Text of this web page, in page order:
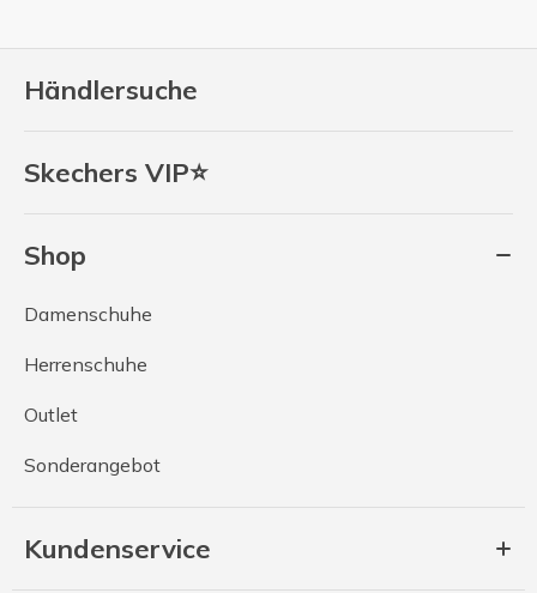
Händlersuche
Skechers VIP⭐
Shop
Damenschuhe
Herrenschuhe
Outlet
Sonderangebot
Kundenservice